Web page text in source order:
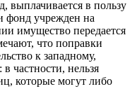
выплачивается в пользу
фонд учрежден на
имущество передается
что поправки
к западному,
частности, нельзя
которые могут либо